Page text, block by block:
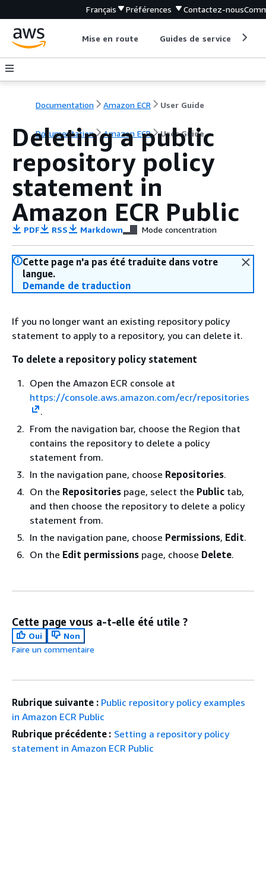
Français Préférences Contactez-nous
Mise en route Guides de service
Documentation Amazon ECR User Guide
Documentation Amazon ECR User Guide
Deleting a public
repository policy
statement in
Amazon ECR Public
PDF RSS Markdown Mode concentration
Cette page n'a pas été traduite dans votre
langue.
Demande de traduction
If you no longer want an existing repository policy
statement to apply to a repository, you can delete it.
To delete a repository policy statement
Open the Amazon ECR console at
https://console.aws.amazon.com/ecr/repositories
.
From the navigation bar, choose the Region that
contains the repository to delete a policy
statement from.
In the navigation pane, choose Repositories.
On the Repositories page, select the Public tab,
and then choose the repository to delete a policy
statement from.
In the navigation pane, choose Permissions, Edit.
On the Edit permissions page, choose Delete.
Cette page vous a-t-elle été utile ?
Oui
Non
Faire un commentaire
Rubrique suivante : Public repository policy examples
in Amazon ECR Public
Rubrique précédente : Setting a repository policy
statement in Amazon ECR Public